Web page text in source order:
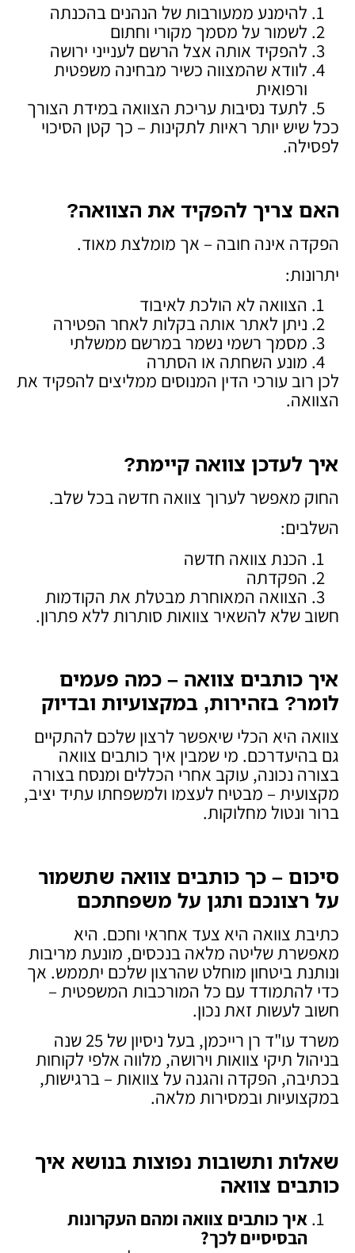
להימנע ממעורבות של הנהנים בהכנתה
לשמור על מסמך מקורי וחתום
להפקיד אותה אצל הרשם לענייני ירושה
לוודא שהמצווה כשיר מבחינה משפטית
ורפואית
לתעד נסיבות עריכת הצוואה במידת הצורך
ככל שיש יותר ראיות לתקינות – כך קטן הסיכוי
לפסילה.
האם צריך להפקיד את הצוואה?
הפקדה אינה חובה – אך מומלצת מאוד.
יתרונות:
הצוואה לא הולכת לאיבוד
ניתן לאתר אותה בקלות לאחר הפטירה
מסמך רשמי נשמר במרשם ממשלתי
מונע השחתה או הסתרה
לכן רוב עורכי הדין המנוסים ממליצים להפקיד את
הצוואה.
איך לעדכן צוואה קיימת?
החוק מאפשר לערוך צוואה חדשה בכל שלב.
השלבים:
הכנת צוואה חדשה
הפקדתה
הצוואה המאוחרת מבטלת את הקודמות
חשוב שלא להשאיר צוואות סותרות ללא פתרון.
איך כותבים צוואה – כמה פעמים
לומר? בזהירות, במקצועיות ובדיוק
צוואה היא הכלי שיאפשר לרצון שלכם להתקיים
גם בהיעדרכם. מי שמבין איך כותבים צוואה
בצורה נכונה, עוקב אחרי הכללים ומנסח בצורה
מקצועית – מבטיח לעצמו ולמשפחתו עתיד יציב,
ברור ונטול מחלוקות.
סיכום – כך כותבים צוואה שתשמור
על רצונכם ותגן על משפחתכם
כתיבת צוואה היא צעד אחראי וחכם. היא
מאפשרת שליטה מלאה בנכסים, מונעת מריבות
ונותנת ביטחון מוחלט שהרצון שלכם יתממש. אך
כדי להתמודד עם כל המורכבות המשפטית –
חשוב לעשות זאת נכון.
משרד עו"ד רן רייכמן, בעל ניסיון של 25 שנה
בניהול תיקי צוואות וירושה, מלווה אלפי לקוחות
בכתיבה, הפקדה והגנה על צוואות – ברגישות,
במקצועיות ובמסירות מלאה.
שאלות ותשובות נפוצות בנושא איך
כותבים צוואה
איך כותבים צוואה ומהם העקרונות
הבסיסיים לכך?